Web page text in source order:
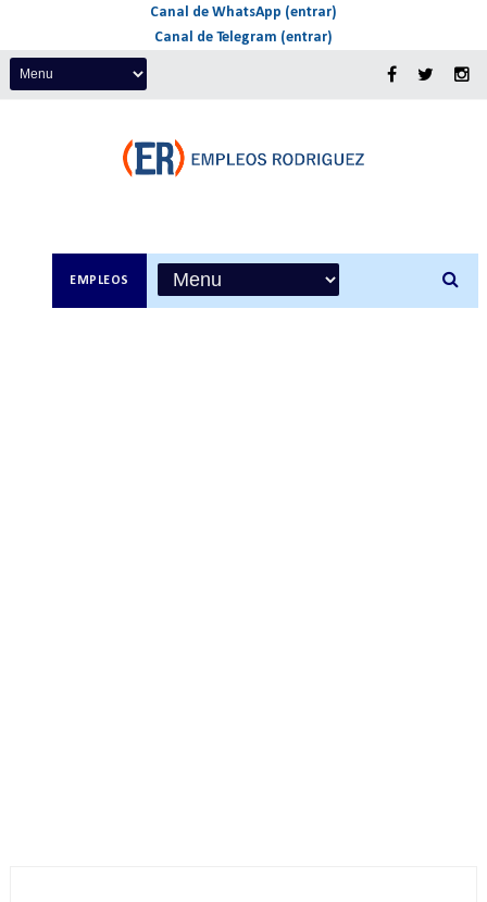
Canal de WhatsApp (entrar)
Canal de Telegram (entrar)
EMPLEOS